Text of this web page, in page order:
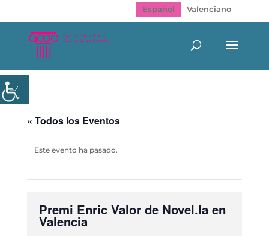
Español Valenciano
« Todos los Eventos
Este evento ha pasado.
Premi Enric Valor de Novel.la en
Valencia